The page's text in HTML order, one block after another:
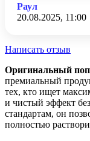
Раул
20.08.2025, 11:00
Написать отзыв
Оригинальный
премиальный
тех, кто ищет
и чистый эффект
стандартам, он
полностью